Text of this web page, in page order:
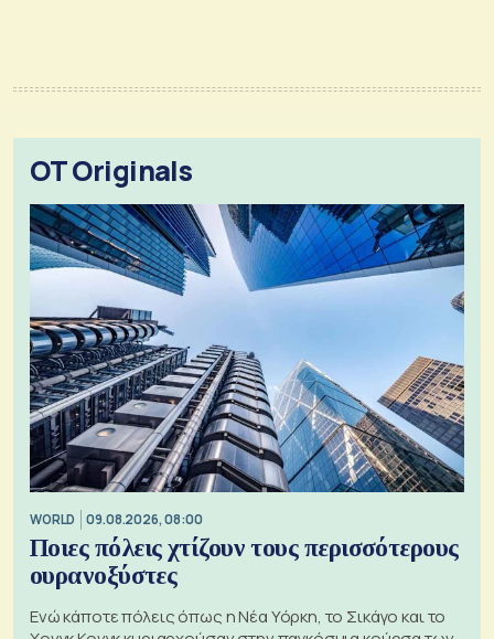
OT Originals
WORLD 09.08.2026, 08:00
Ποιες πόλεις χτίζουν τους περισσότερους
ουρανοξύστες
Ενώ κάποτε πόλεις όπως η Νέα Υόρκη, το Σικάγο και το